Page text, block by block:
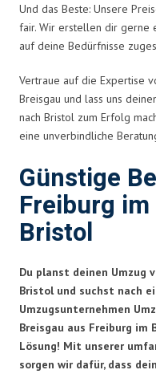
Und das Beste: Unsere
fair. Wir erstellen dir gerne
auf deine Bedürfnisse
Vertraue auf die Expertise
Breisgau und lass uns
nach Bristol zum Erfolg
eine unverbindliche
Günstige
Freiburg
Bristol
Du planst deinen Umzug
Bristol und suchst nach
Umzugsunternehmen
Breisgau aus Freiburg
Lösung! Mit unserer
sorgen wir dafür, dass